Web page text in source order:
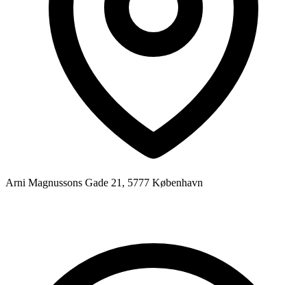
Arni Magnussons Gade 21, 5777 København